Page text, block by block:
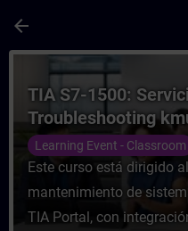
arrow_back
Course - TIA S7-
TIA S7-1500:
Troubleshooting
Learning Event - Classroom
Este curso está dirigido
mantenimiento de
TIA Portal, con